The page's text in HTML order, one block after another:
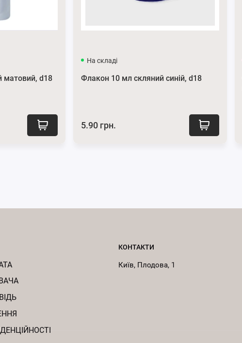
матовий, d18
На складі
Флакон 10 мл скляний синій, d18
5.90 грн.
КОНТАКТИ
Київ, Плодова, 1